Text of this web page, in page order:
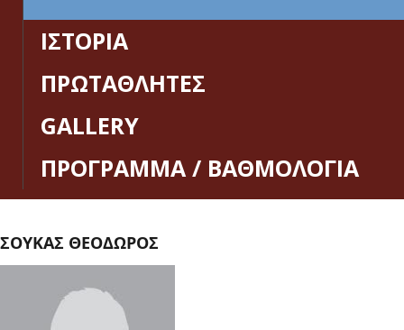
ΙΣΤΟΡΙΑ
ΠΡΩΤΑΘΛΗΤΕΣ
GALLERY
ΠΡΟΓΡΑΜΜΑ / ΒΑΘΜΟΛΟΓΙΑ
ΣΟΥΚΑΣ ΘΕΟΔΩΡΟΣ